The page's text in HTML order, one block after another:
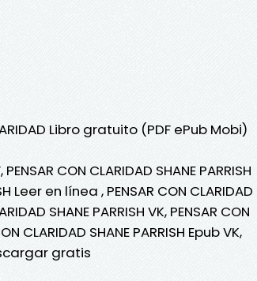
Libro gratuito (PDF ePub Mobi)
CON CLARIDAD SHANE PARRISH
Leer en línea , PENSAR CON CLARIDAD
SHANE PARRISH VK, PENSAR CON
CLARIDAD SHANE PARRISH Epub VK,
gratis